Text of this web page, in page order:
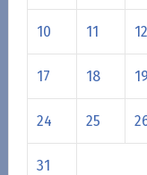
10 11 12
17 18 19
24 25
31